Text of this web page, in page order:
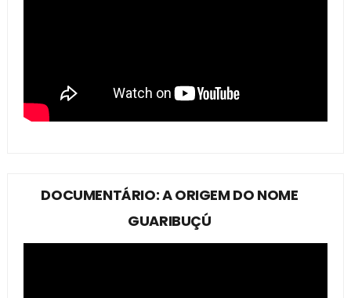
DOCUMENTÁRIO: A ORIGEM DO NOME
GUARIBUÇÚ